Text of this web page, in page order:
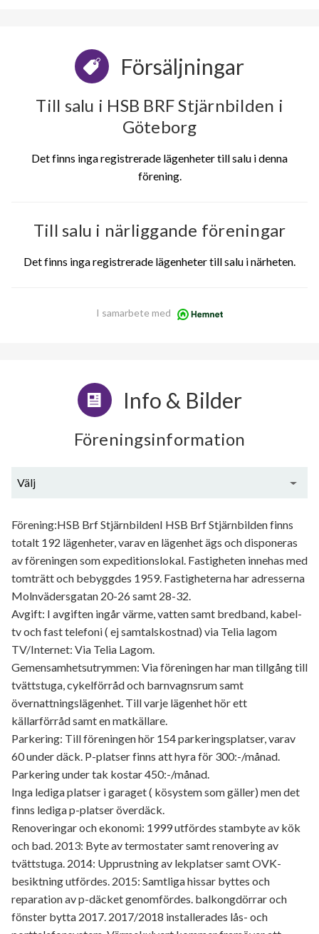
Försäljningar
Till salu i HSB BRF Stjärnbilden i
Göteborg
Det finns inga registrerade lägenheter till salu i denna
förening.
Till salu i närliggande föreningar
Det finns inga registrerade lägenheter till salu i närheten.
I samarbete med
Info & Bilder
Föreningsinformation
Välj
Förening:HSB Brf StjärnbildenI HSB Brf Stjärnbilden finns
totalt 192 lägenheter, varav en lägenhet ägs och disponeras
av föreningen som expeditionslokal. Fastigheten innehas med
tomträtt och bebyggdes 1959. Fastigheterna har adresserna
Molnvädersgatan 20-26 samt 28-32.
Avgift: I avgiften ingår värme, vatten samt bredband, kabel-
tv och fast telefoni ( ej samtalskostnad) via Telia lagom
TV/Internet: Via Telia Lagom.
Gemensamhetsutrymmen: Via föreningen har man tillgång till
tvättstuga, cykelförråd och barnvagnsrum samt
övernattningslägenhet. Till varje lägenhet hör ett
källarförråd samt en matkällare.
Parkering: Till föreningen hör 154 parkeringsplatser, varav
60 under däck. P-platser finns att hyra för 300:-/månad.
Parkering under tak kostar 450:-/månad.
Inga lediga platser i garaget ( kösystem som gäller) men det
finns lediga p-platser överdäck.
Renoveringar och ekonomi: 1999 utfördes stambyte av kök
och bad. 2013: Byte av termostater samt renovering av
tvättstuga. 2014: Upprustning av lekplatser samt OVK-
besiktning utfördes. 2015: Samtliga hissar byttes och
reparation av p-däcket genomfördes. balkongdörrar och
fönster bytta 2017. 2017/2018 installerades lås- och